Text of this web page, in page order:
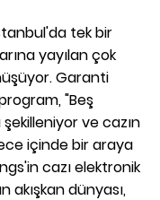
tek bir
yayılan çok
Garanti
"Beş
ve cazın
içinde bir araya
cazı elektronik
dünyası,